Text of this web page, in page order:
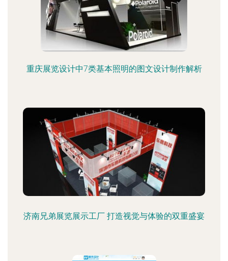
重庆展览设计中7类基本照明的图文设计制作解析
济南兄弟展览展示工厂 打造视觉与体验的双重盛宴